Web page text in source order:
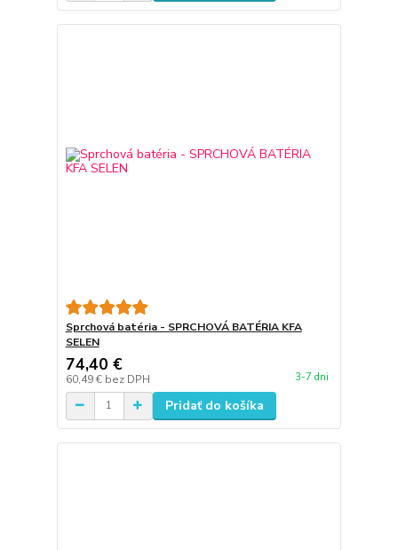
Sprchová batéria - SPRCHOVÁ BATÉRIA KFA
SELEN
74,40 €
60,49 € bez DPH 3-7 dni
Pridať do košíka